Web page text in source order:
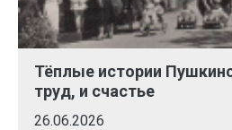
Тёплые истории
труд, и счастье
26.06.2026